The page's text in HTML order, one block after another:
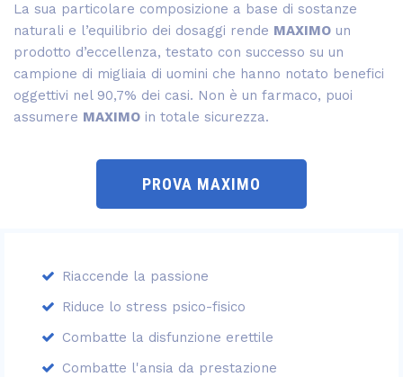
La sua particolare composizione a base di sostanze
naturali e l’equilibrio dei dosaggi rende MAXIMO un
prodotto d’eccellenza, testato con successo su un
campione di migliaia di uomini che hanno notato benefici
oggettivi nel 90,7% dei casi. Non è un farmaco, puoi
assumere MAXIMO in totale sicurezza.
PROVA MAXIMO
Riaccende la passione
Riduce lo stress psico-fisico
Combatte la disfunzione erettile
Combatte l'ansia da prestazione